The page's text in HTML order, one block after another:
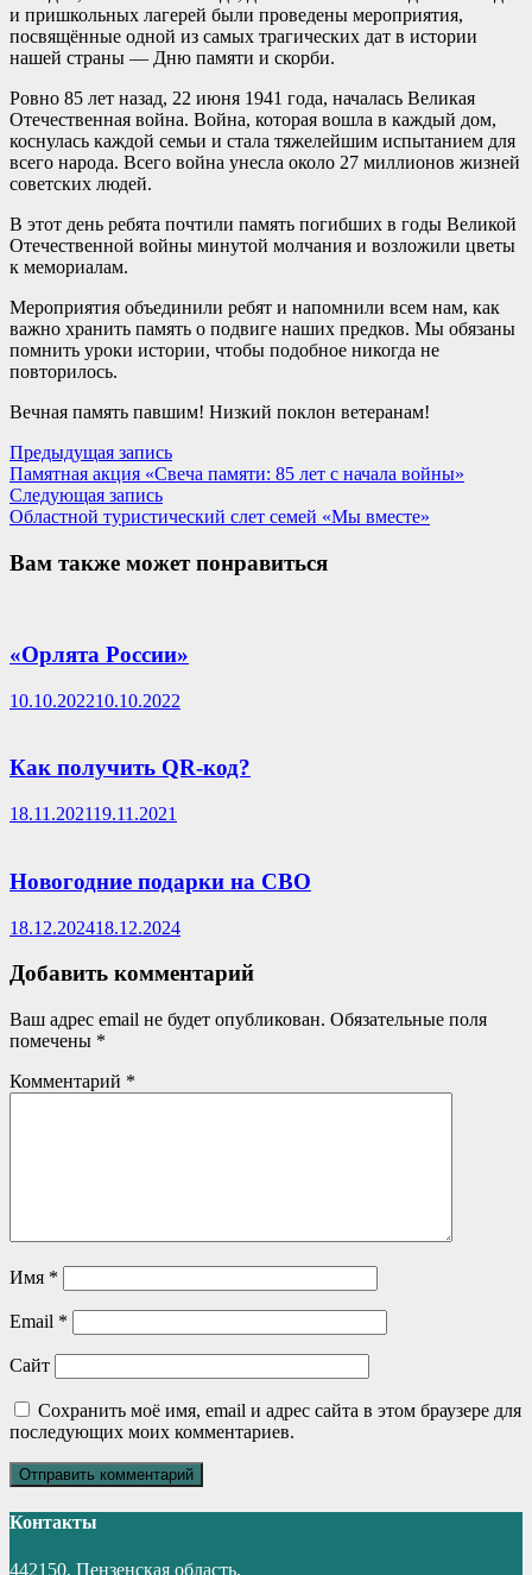
и пришкольных лагерей были проведены мероприятия,
посвящённые одной из самых трагических дат в истории
нашей страны — Дню памяти и скорби.
Ровно 85 лет назад, 22 июня 1941 года, началась Великая
Отечественная война. Война, которая вошла в каждый дом,
коснулась каждой семьи и стала тяжелейшим испытанием для
всего народа. Всего война унесла около 27 миллионов жизней
советских людей.
В этот день ребята почтили память погибших в годы Великой
Отечественной войны минутой молчания и возложили цветы
к мемориалам.
Мероприятия объединили ребят и напомнили всем нам, как
важно хранить память о подвиге наших предков. Мы обязаны
помнить уроки истории, чтобы подобное никогда не
повторилось.
Вечная память павшим! Низкий поклон ветеранам!
Навигация
по
записям
Предыдущая записьПредыдущая
запись:
Памятная акция «Свеча памяти: 85 лет с начала войны»
Следующая записьСледующая
запись:
Областной туристический слет семей «Мы вместе»
Вам также может понравиться
«Орлята России»
10.10.202210.10.2022
Как получить QR-код?
18.11.202119.11.2021
Новогодние подарки на СВО
18.12.202418.12.2024
Добавить комментарий
Ваш адрес email не будет опубликован. Обязательные поля
помечены *
Комментарий *
Имя *
Email *
Сайт
Сохранить моё имя, email и адрес сайта в этом браузере для
последующих моих комментариев.
Контакты
442150, Пензенская область,